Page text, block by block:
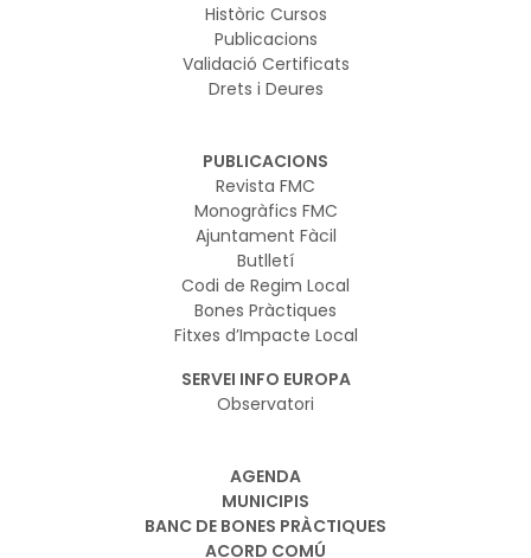
Històric Cursos
Publicacions
Validació Certificats
Drets i Deures
PUBLICACIONS
Revista FMC
Monogràfics FMC
Ajuntament Fàcil
Butlletí
Codi de Regim Local
Bones Pràctiques
Fitxes d’Impacte Local
SERVEI INFO EUROPA
Observatori
AGENDA
MUNICIPIS
BANC DE BONES PRÀCTIQUES
ACORD COMÚ